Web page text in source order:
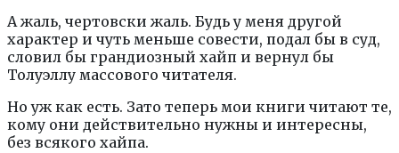
А жаль, чертовски жаль. Будь у меня другой
характер и чуть меньше совести, подал бы в суд,
словил бы грандиозный хайп и вернул бы
Толуэллу массового читателя.
Но уж как есть. Зато теперь мои книги читают те,
кому они действительно нужны и интересны,
без всякого хайпа.